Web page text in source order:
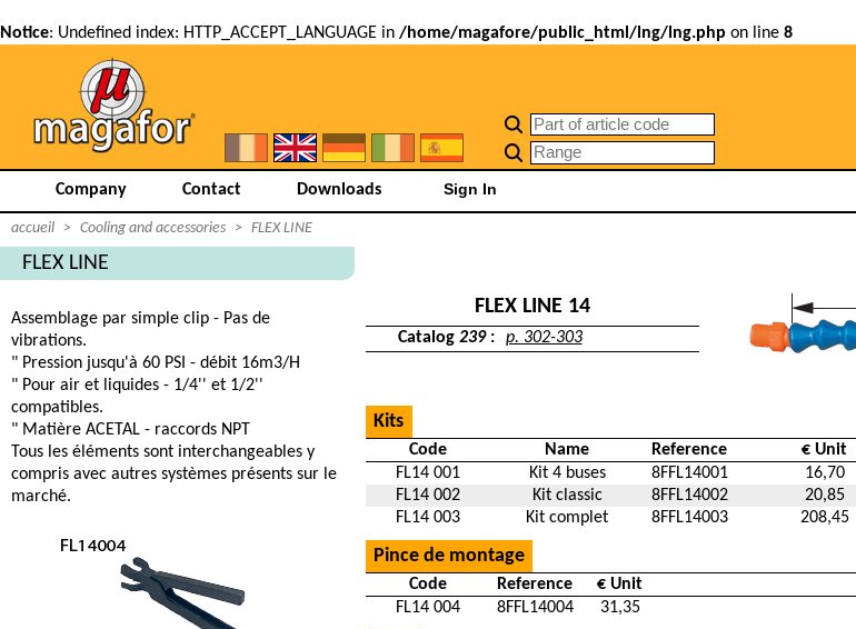
Notice: Undefined index: HTTP_ACCEPT_LANGUAGE in /home/magafore/public_html/lng/lng.php on line 8
Company Contact Downloads
accueil > Cooling and accessories > FLEX LINE
FLEX LINE
Assemblage par simple clip - Pas de
vibrations.
" Pression jusqu'à 60 PSI - débit 16m3/H
" Pour air et liquides - 1/4'' et 1/2''
compatibles.
" Matière ACETAL - raccords NPT
Tous les éléments sont interchangeables y
compris avec autres systèmes présents sur le
marché.
FLEX LINE 14
Catalog 239: p. 302-303
Kits
Code Name Reference
€ Unit
FL14 001
Kit 4 buses 8FFL14001
16,70
FL14 002
Kit classic 8FFL14002
20,85
FL14 003
Kit complet 8FFL14003 208,45
Pince de montage
Code Reference
€ Unit
FL14 004
8FFL14004 31,35